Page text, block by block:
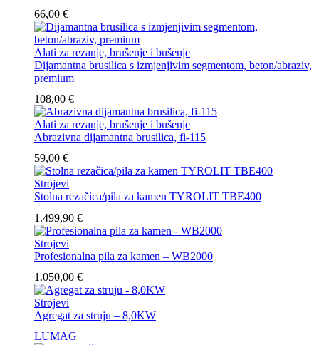
66,00 €
Alati za rezanje, brušenje i bušenje
Dijamantna brusilica s izmjenjivim segmentom, beton/abraziv,
premium
108,00 €
Alati za rezanje, brušenje i bušenje
Abrazivna dijamantna brusilica, fi-115
59,00 €
Strojevi
Stolna rezačica/pila za kamen TYROLIT TBE400
1.499,90 €
Strojevi
Profesionalna pila za kamen – WB2000
1.050,00 €
Strojevi
Agregat za struju – 8,0KW
LUMAG